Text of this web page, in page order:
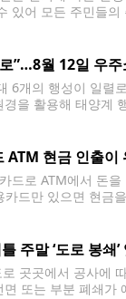
있어 모든 주민들
”…8월 12일 우
6개의 행성이 일렬
을 활용해 태양계
ATM 현금 인출이
드로 ATM에서 돈
카드만 있으면 현
주말 ‘도로 봉쇄’
곳곳에서 공사에
또는 부분 폐쇄